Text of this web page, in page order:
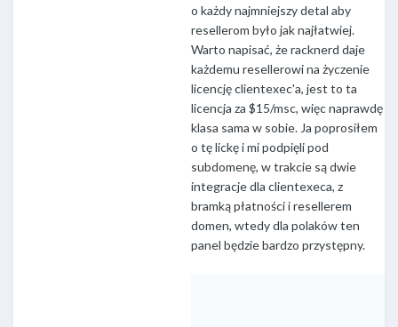
o każdy najmniejszy detal aby
resellerom było jak najłatwiej.
Warto napisać, że racknerd daje
każdemu resellerowi na życzenie
licencję clientexec'a, jest to ta
licencja za $15/msc, więc naprawdę
klasa sama w sobie. Ja poprosiłem
o tę lickę i mi podpięli pod
subdomenę, w trakcie są dwie
integracje dla clientexeca, z
bramką płatności i resellerem
domen, wtedy dla polaków ten
panel będzie bardzo przystępny.